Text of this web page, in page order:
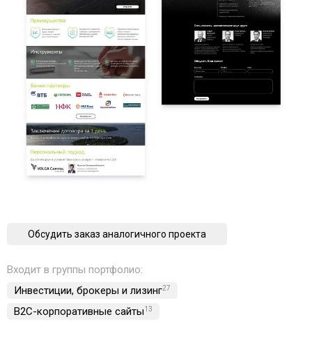
Обсудить заказ аналогичного проекта
Входит в группы портфолио:
Инвестиции, брокеры и лизинг27
B2C-корпоративные сайты13